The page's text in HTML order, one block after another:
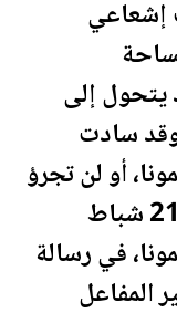
إشعاعي
يتحول إلى
سادت
أو لن تجرؤ
على الاقتراب منه، غير أنها في 21 شباط
في رسالة
المفاعل